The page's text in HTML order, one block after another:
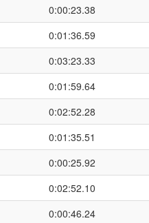
0:00:23.38
0:01:36.59
0:03:23.33
0:01:59.64
0:02:52.28
0:01:35.51
0:00:25.92
0:02:52.10
0:00:46.24